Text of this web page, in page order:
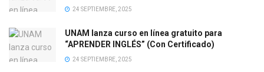
24 SEPTIEMBRE, 2025
UNAM lanza curso en línea gratuito para
“APRENDER INGLÉS” (Con Certificado)
24 SEPTIEMBRE, 2025